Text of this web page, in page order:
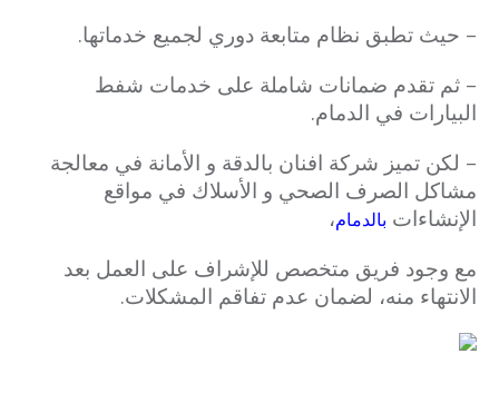
– حيث تطبق نظام متابعة دوري لجميع خدماتها.
– ثم تقدم ضمانات شاملة على خدمات شفط
البيارات في الدمام.
– لكن تميز شركة افنان بالدقة و الأمانة في معالجة
مشاكل الصرف الصحي و الأسلاك في مواقع
الإنشاءات بالدمام،
مع وجود فريق متخصص للإشراف على العمل بعد
الانتهاء منه، لضمان عدم تفاقم المشكلات.